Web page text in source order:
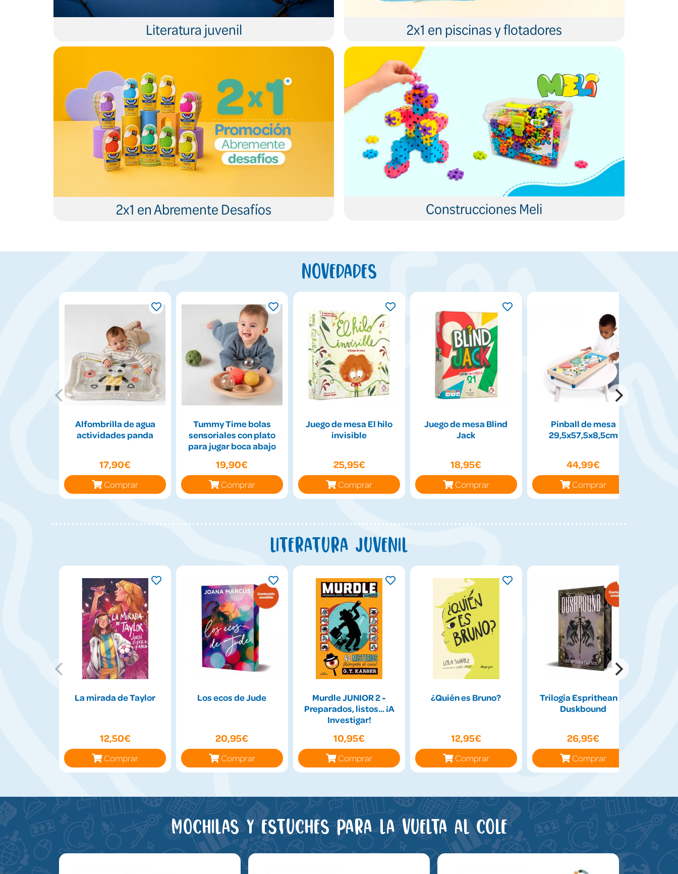
Literatura juvenil 2x1 en piscinas y flotadores
2x1 en Abremente Desafíos Construcciones Meli
Novedades
Alfombrilla de agua
actividades panda
17,90€
Comprar
Tummy Time bolas
sensoriales con plato
para jugar boca abajo
19,90€
Comprar
Juego de mesa El hilo
invisible
25,95€
Comprar
Juego de mesa Blind
Jack
18,95€
Comprar
Pinball de mesa
29,5x57,5x8,5cm
44,99€
Comprar
Literatura juvenil
La mirada de Taylor
12,50€
Comprar
Los ecos de Jude
20,95€
Comprar
Murdle JUNIOR 2 -
Preparados, listos... ¡A
Investigar!
10,95€
Comprar
¿Quién es Bruno?
12,95€
Comprar
Trilogía Esprithean 2:
Duskbound
26,95€
Comprar
Mochilas y estuches para la vuelta al cole